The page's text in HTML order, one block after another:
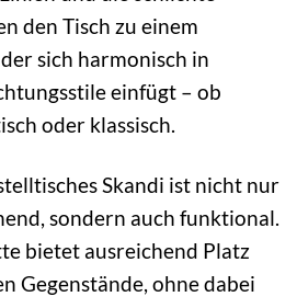
den Tisch zu einem
sich harmonisch in
einfügt – ob
oder klassisch.
Skandi ist nicht nur
sondern auch funktional.
bietet ausreichend Platz
Gegenstände, ohne dabei